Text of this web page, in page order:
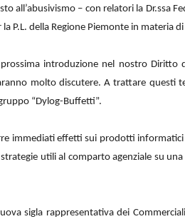
– con relatori la Dr.ssa
P.L. della Regione Piemonte in materia
introduzione nel nostro Diritto
molto discutere. A trattare questi
“Dylog-Buffetti”.
immediati effetti sui prodotti
utili al comparto agenziale su
sigla rappresentativa dei